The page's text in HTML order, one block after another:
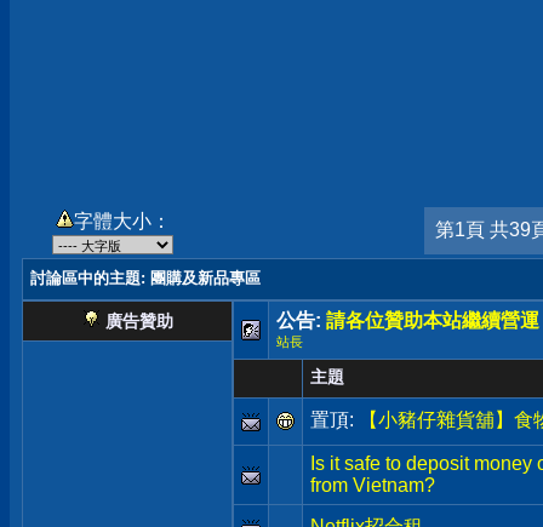
字體大小： 第1頁 共39
討論區中的主題: 團購及新品專區
廣告贊助 公告: 請各位贊助本站繼續營運
站長
主題
置頂: 【小豬仔雜貨舖】
Is it safe to deposit
from Vietnam?